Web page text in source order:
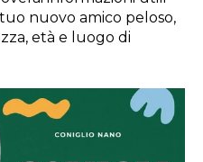
nuovo amico peloso,
età e luogo di